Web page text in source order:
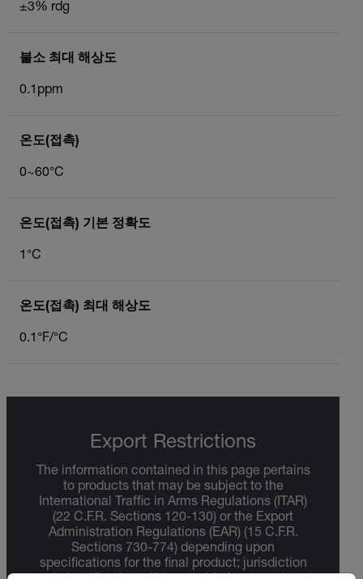
±3% rdg
불소 최대 해상도
0.1ppm
온도(접촉)
0~60°C
온도(접촉) 기본 정확도
1°C
온도(접촉) 최대 해상도
0.1°F/°C
Export Restrictions
The information contained in this page pertains
to products that may be subject to the
International Traffic in Arms Regulations (ITAR)
(22 C.F.R. Sections 120-130) or the Export
Administration Regulations (EAR) (15 C.F.R.
Sections 730-774) depending upon
specifications for the final product; jurisdiction